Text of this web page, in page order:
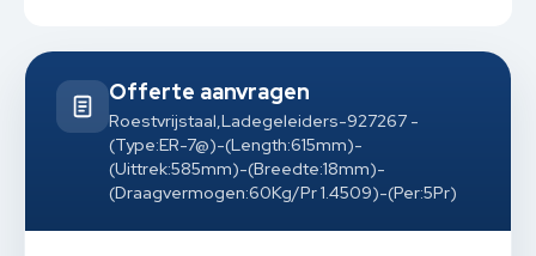
Offerte aanvragen
Roestvrijstaal,Ladegeleiders-927267 -
(Type:ER-7@)-(Length:615mm)-
(Uittrek:585mm)-(Breedte:18mm)-
(Draagvermogen:60Kg/Pr 1.4509)-(Per:5Pr)